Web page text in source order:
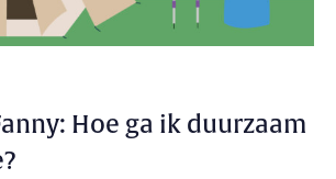
Hoe ga ik duurzaam